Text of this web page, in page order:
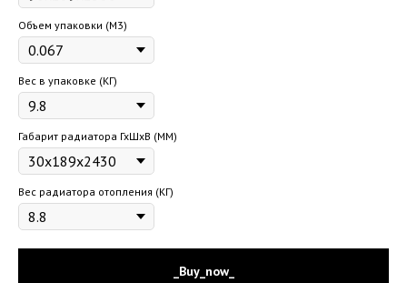
Объем упаковки (М3)
Вес в упаковке (КГ)
Габарит радиатора ГхШхВ (ММ)
Вес радиатора отопления (КГ)
_Buy_now_